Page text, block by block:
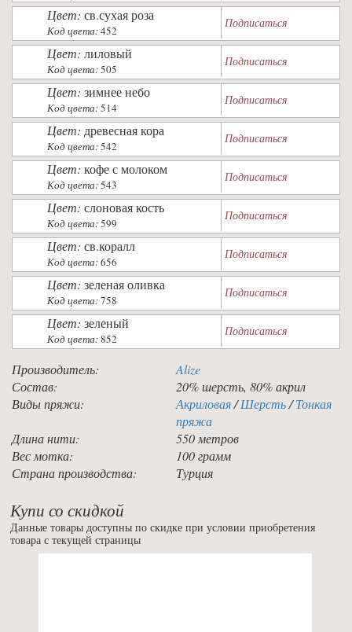
Цвет: св.сухая роза
Код цвета:452
Подписаться
Цвет: лиловый
Код цвета:505
Подписаться
Цвет: зимнее небо
Код цвета:514
Подписаться
Цвет: древесная кора
Код цвета:542
Подписаться
Цвет: кофе с молоком
Код цвета:543
Подписаться
Цвет: слоновая кость
Код цвета:599
Подписаться
Цвет: св.коралл
Код цвета:656
Подписаться
Цвет: зеленая оливка
Код цвета:758
Подписаться
Цвет: зеленый
Код цвета:852
Подписаться
Производитель:
Alize
Состав:
20% шерсть, 80% акрил
Виды пряжи:
Акриловая/Шерсть/Тонкая
пряжа
Длина нити:
550 метров
Вес мотка:
100 грамм
Страна производства:
Турция
Купи со скидкой
Данные товары доступны по скидке при условии приобретения
товара с текущей страницы